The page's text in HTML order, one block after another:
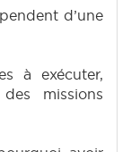
d’une
à exécuter,
missions